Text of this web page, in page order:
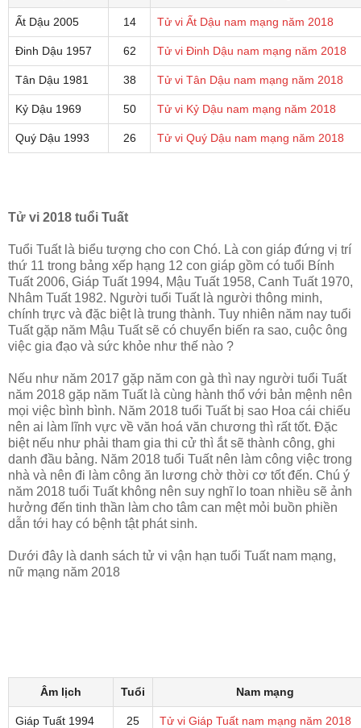
Ất Dậu 2005 14 Tử vi Ất Dậu nam mạng năm 2018
Đinh Dậu 1957 62 Tử vi Đinh Dậu nam mạng năm 2018
Tân Dậu 1981 38 Tử vi Tân Dậu nam mạng năm 2018
Kỷ Dậu 1969 50 Tử vi Kỷ Dậu nam mạng năm 2018
Quý Dậu 1993 26 Tử vi Quý Dậu nam mạng năm 2018
Tử vi 2018 tuổi Tuất
Tuổi Tuất là biểu tượng cho con Chó. Là con giáp đứng vị trí
thứ 11 trong bảng xếp hạng 12 con giáp gồm có tuổi Bính
Tuất 2006, Giáp Tuất 1994, Mậu Tuất 1958, Canh Tuất 1970,
Nhâm Tuất 1982. Người tuổi Tuất là người thông minh,
chính trực và đặc biệt là trung thành. Tuy nhiên năm nay tuổi
Tuất gặp năm Mậu Tuất sẽ có chuyển biến ra sao, cuộc ông
việc gia đạo và sức khỏe như thế nào ?
Nếu như năm 2017 gặp năm con gà thì nay người tuổi Tuất
năm 2018 gặp năm Tuất là cùng hành thổ với bản mệnh nên
mọi việc bình bình. Năm 2018 tuổi Tuất bị sao Hoa cái chiếu
nên ai làm lĩnh vực về văn hoá văn chương thì rất tốt. Đặc
biệt nếu như phải tham gia thi cử thì ắt sẽ thành công, ghi
danh đầu bảng. Năm 2018 tuổi Tuất nên làm công việc trong
nhà và nên đi làm công ăn lương chờ thời cơ tốt đến. Chú ý
năm 2018 tuổi Tuất không nên suy nghĩ lo toan nhiều sẽ ảnh
hưởng đến tinh thần làm cho tâm can mệt mỏi buồn phiền
dẫn tới hay có bệnh tật phát sinh.
Dưới đây là danh sách tử vi vận hạn tuổi Tuất nam mạng,
nữ mạng năm 2018
Âm lịch Tuổi Nam mạng
Giáp Tuất 1994 25 Tử vi Giáp Tuất nam mạng năm 2018